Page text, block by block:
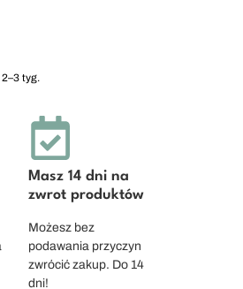
tyg.
Masz 14 dni na
zwrot produktów
Możesz bez
podawania przyczyn
zwrócić zakup. Do 14
dni!